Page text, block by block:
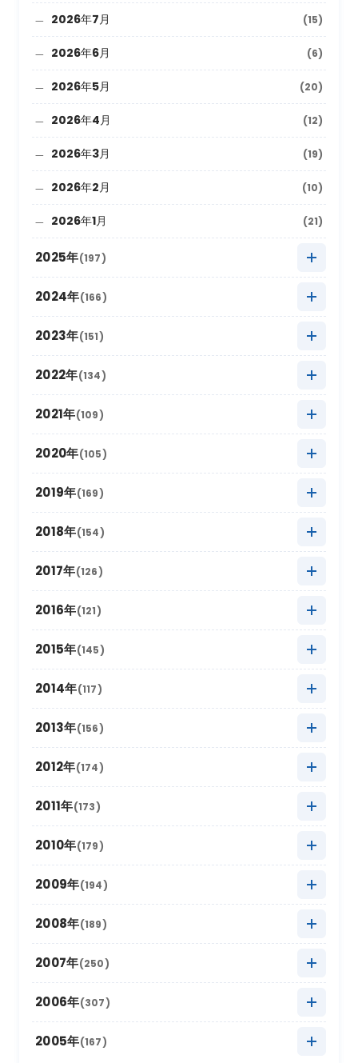
2026年7月 (15)
2026年6月 (6)
2026年5月 (20)
2026年4月 (12)
2026年3月 (19)
2026年2月 (10)
2026年1月 (21)
2025年(197)
2025年12月 (9)
2025年11月
2025年10月
2025年9月 (10)
2025年7月 (16)
2025年6月 (8)
2025年5月 (22)
2025年4月
2025年3月
2025年2月 (6)
2024年(166)
2024年12月 (8)
2024年11月
2024年10月
2024年9月 (12)
2024年7月 (18)
2024年6月 (6)
2024年5月 (18)
2024年4月
2024年3月
2024年2月 (5)
2023年(151)
2023年12月 (5)
2023年11月
2023年10月
2023年9月 (11)
2023年7月 (12)
2023年6月 (6)
2023年5月 (21)
2023年4月
2023年3月
2023年2月 (8)
2022年(134)
2022年12月 (11)
2022年11月
2022年10月
2022年9月 (12)
2022年7月 (9)
2022年6月 (2)
2022年5月 (11)
2022年4月
2022年3月
2022年2月 (6)
2021年(109)
2021年12月 (3)
2021年11月
2021年10月
2021年9月 (5)
2021年7月 (9)
2021年6月 (6)
2021年5月 (9)
2021年4月
2021年3月
2021年2月 (7)
2020年(105)
2020年12月 (4)
2020年11月
2020年10月
2020年9月 (4)
2020年7月 (8)
2020年6月 (4)
2020年5月 (8)
2020年4月
2020年3月
2020年2月 (15)
2019年(169)
2019年12月 (9)
2019年11月
2019年10月
2019年9月 (12)
2019年7月 (16)
2019年6月 (4)
2019年5月 (20)
2019年4月
2019年3月
2019年2月 (6)
2018年(154)
2018年12月 (10)
2018年11月
2018年10月
2018年9月 (16)
2018年7月 (11)
2018年6月 (6)
2018年5月 (16)
2018年4月
2018年3月
2018年2月 (10)
2017年(126)
2017年12月 (7)
2017年11月
2017年10月
2017年9月 (6)
2017年7月 (11)
2017年6月 (4)
2017年5月 (15)
2017年4月
2017年3月
2017年2月 (4)
2016年(121)
2016年12月 (4)
2016年11月
2016年10月
2016年9月 (9)
2016年7月 (13)
2016年6月 (7)
2016年5月 (16)
2016年4月
2016年3月
2016年2月 (6)
2015年(145)
2015年12月 (4)
2015年11月
2015年10月
2015年9月 (15)
2015年7月 (14)
2015年6月 (9)
2015年5月 (17)
2015年4月
2015年3月
2015年2月 (7)
2014年(117)
2014年12月 (10)
2014年11月
2014年10月
2014年9月 (13)
2014年7月 (8)
2014年6月 (8)
2014年5月 (12)
2014年4月
2014年3月
2013年(156)
2013年12月 (8)
2013年11月
2013年10月
2013年9月 (17)
2013年7月 (19)
2013年6月 (12)
2013年5月 (16)
2013年4月
2012年(174)
2012年12月 (11)
2012年11月
2012年10月
2012年9月 (18)
2012年7月 (17)
2012年6月 (17)
2012年5月 (16)
2011年(173)
2011年12月 (14)
2011年11月
2011年10月
2011年9月 (17)
2011年7月 (21)
2011年6月 (9)
2010年(179)
2010年12月 (15)
2010年11月
2010年10月
2010年9月 (19)
2010年7月 (12)
2009年(194)
2009年12月 (15)
2009年11月
2009年10月
2009年9月 (22)
2008年(189)
2008年12月 (10)
2008年11月
2008年10月
2007年(250)
2007年12月 (17)
2007年11月
2006年(307)
2006年12月 (30)
2005年(167)